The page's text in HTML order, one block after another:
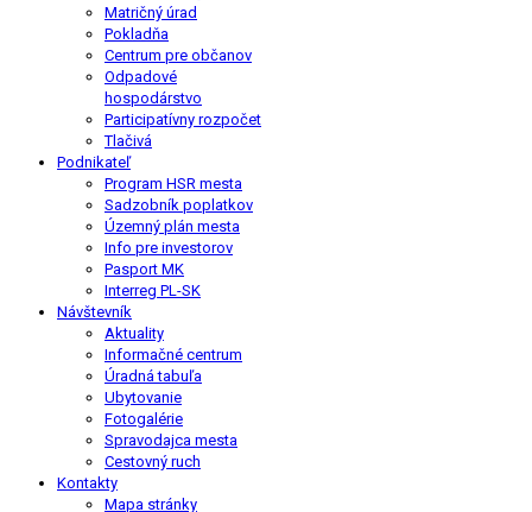
Matričný úrad
Pokladňa
Centrum pre občanov
Odpadové
hospodárstvo
Participatívny rozpočet
Tlačivá
Podnikateľ
Program HSR mesta
Sadzobník poplatkov
Územný plán mesta
Info pre investorov
Pasport MK
Interreg PL-SK
Návštevník
Aktuality
Informačné centrum
Úradná tabuľa
Ubytovanie
Fotogalérie
Spravodajca mesta
Cestovný ruch
Kontakty
Mapa stránky